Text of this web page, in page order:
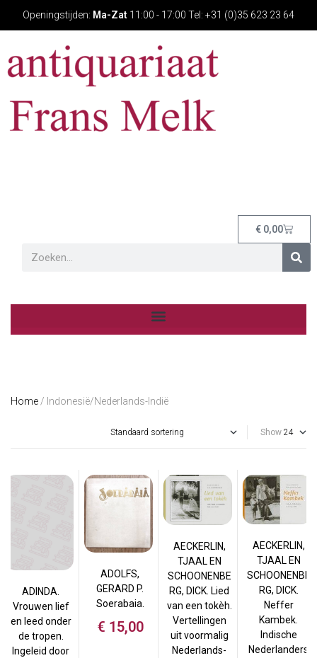
Openingstijden: Ma-Zat 11:00 - 17:00 Tel: +31 (0)35 623 23 64
€ 0,00
Home / Indonesië/Nederlands-Indië
Show
ADINDA.
Vrouwen lief
en leed onder
de tropen.
Ingeleid door
ADOLFS,
GERARD P.
Soerabaia.
€ 15,00
AECKERLIN,
TJAAL EN
SCHOONENBE
RG, DICK. Lied
van een tokèh.
Vertellingen
uit voormalig
Nederlands-
AECKERLIN,
TJAAL EN
SCHOONENBE
RG, DICK.
Neffer
Kambek.
Indische
Nederlanders